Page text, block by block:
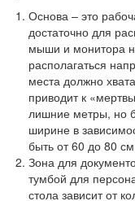
Основа – это
достаточно для
мыши и монитора
располагаться
места должно
приводит к
лишние метры, но
ширине в
быть от 60 до 80
Зона для
тумбой для
стола зависит от